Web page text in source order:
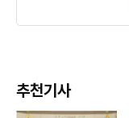
추천기사